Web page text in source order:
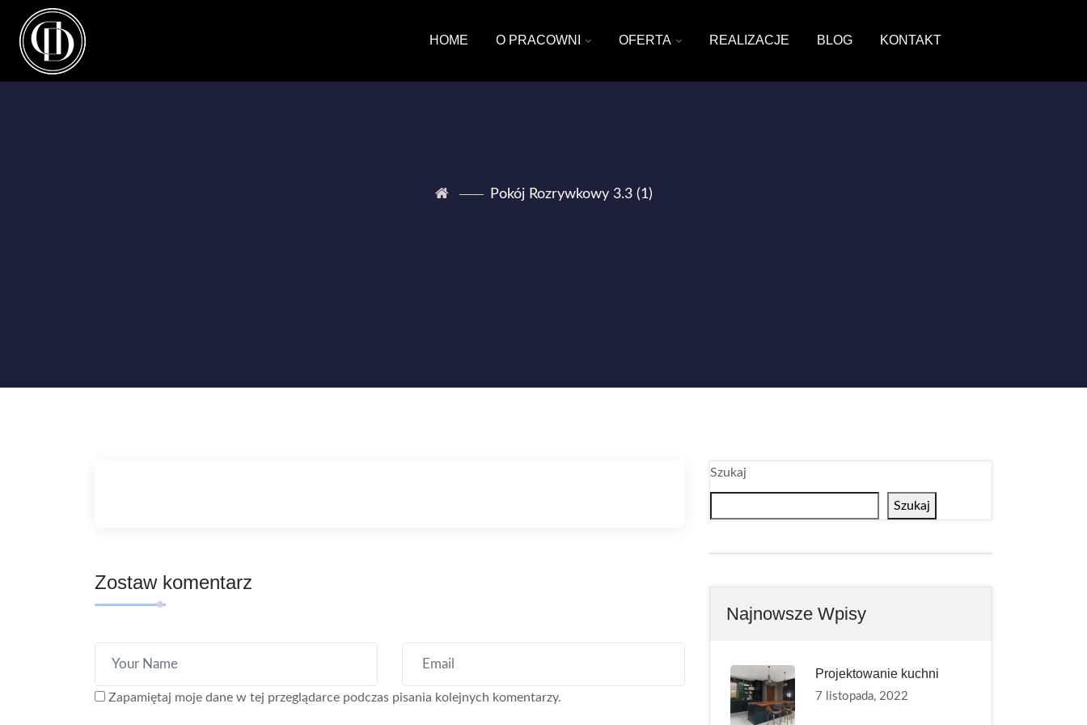
HOME O PRACOWNI OFERTA REALIZACJE BLOG KONTAKT
Pokój Rozrywkowy 3.3 (1)
Zostaw komentarz
Zapamiętaj moje dane w tej przeglądarce podczas pisania kolejnych komentarzy.
Szukaj
Szukaj
Najnowsze Wpisy
Projektowanie kuchni
7 listopada, 2022